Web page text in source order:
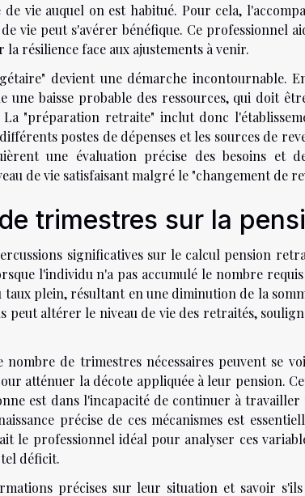
vie auquel on est habitué. Pour cela,
vie peut s'avérer bénéfique. Ce professionnel
résilience face aux ajustements à venir.
devient une démarche incontournable.
baisse probable des ressources, qui doit
"préparation retraite" inclut donc
postes de dépenses et les sources de
une évaluation précise des besoins et
de vie satisfaisant malgré le "changement de
trimestres sur la
significatives sur le calcul pension
l'individu n'a pas accumulé le nombre
taux plein, résultant en une diminution de la
peut altérer le niveau de vie des retraités,
de trimestres nécessaires peuvent se
atténuer la décote appliquée à leur pension.
est dans l'incapacité de continuer à travailler
précise de ces mécanismes est
le professionnel idéal pour analyser ces
déficit.
précises sur leur situation et savoir